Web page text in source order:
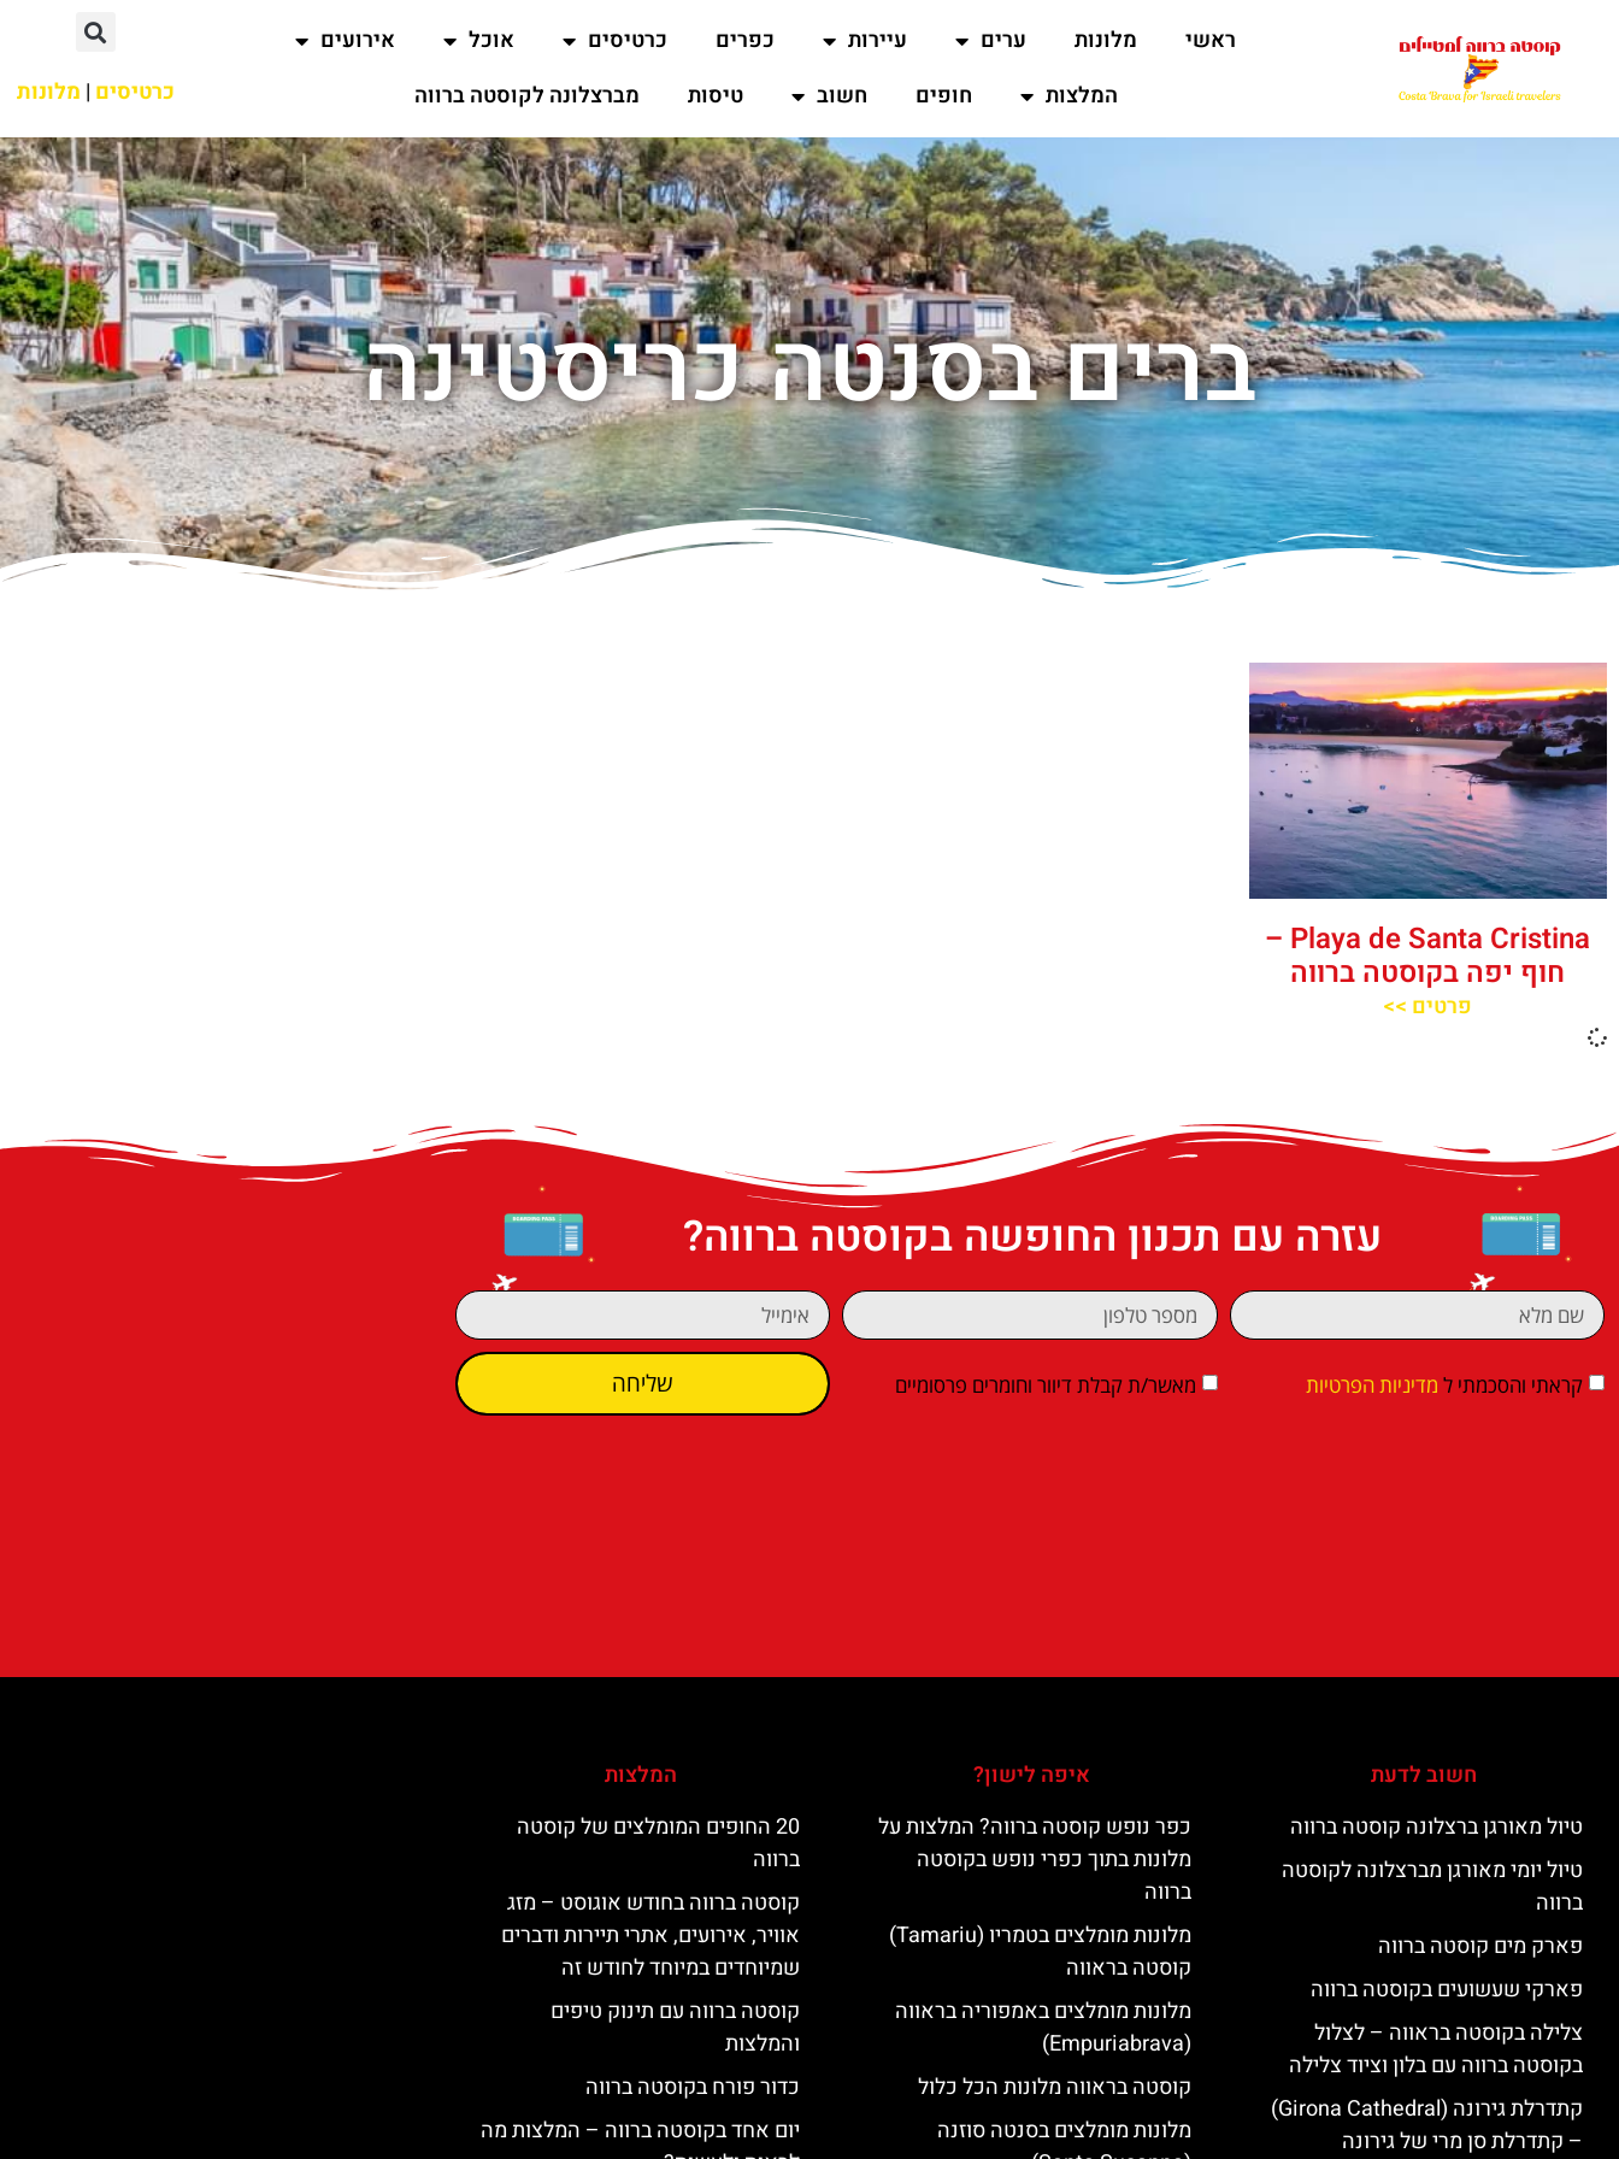
ראשי מלונות ערים עיירות כפרים כרטיסים אוכל
אירועים
המלצות
חופים חשוב טיסות מברצלונה לקוסטה ברווה כרטיסים | מלונות
ברים בסנטה כריסטינה
Playa de Santa Cristina –
חוף יפה בקוסטה ברווה
פרטים >>
עזרה עם תכנון החופשה בקוסטה ברווה?
קראתי והסכמתי ל מדיניות הפרטיות מאשר/ת קבלת דיוור וחומרים פרסומיים שליחה
חשוב לדעת
טיול מאורגן ברצלונה קוסטה ברווה
טיול יומי מאורגן מברצלונה לקוסטה
ברווה
פארק מים קוסטה ברווה
פארקי שעשועים בקוסטה ברווה
צלילה בקוסטה בראווה – לצלול
בקוסטה ברווה עם בלון וציוד צלילה
קתדרלת גירונה (Girona Cathedral)
– קתדרלת סן מרי של גירונה
איפה לישון?
כפר נופש קוסטה ברווה? המלצות על
מלונות בתוך כפרי נופש בקוסטה
ברווה
מלונות מומלצים בטמריו (Tamariu)
קוסטה בראווה
מלונות מומלצים באמפוריה בראווה
(Empuriabrava)
קוסטה בראווה מלונות הכל כלול
מלונות מומלצים בסנטה סוזנה
המלצות
20 החופים המומלצים של קוסטה
ברווה
קוסטה ברווה בחודש אוגוסט – מזג
אוויר, אירועים, אתרי תיירות ודברים
שמיוחדים במיוחד לחודש זה
קוסטה ברווה עם תינוק טיפים
והמלצות
כדור פורח בקוסטה ברווה
יום אחד בקוסטה ברווה – המלצות מה